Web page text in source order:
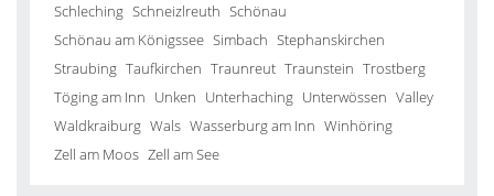
Schleching Schneizlreuth Schönau
Schönau am Königssee Simbach Stephanskirchen
Straubing Taufkirchen Traunreut Traunstein Trostberg
Töging am Inn Unken Unterhaching Unterwössen Valley
Waldkraiburg Wals Wasserburg am Inn Winhöring
Zell am Moos Zell am See